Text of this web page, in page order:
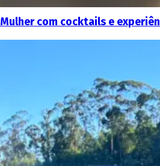
com cocktails e